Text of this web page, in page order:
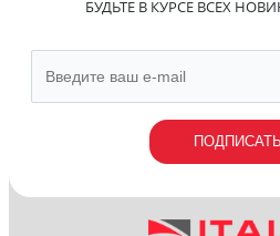
БУДЬТЕ В КУРСЕ ВСЕХ